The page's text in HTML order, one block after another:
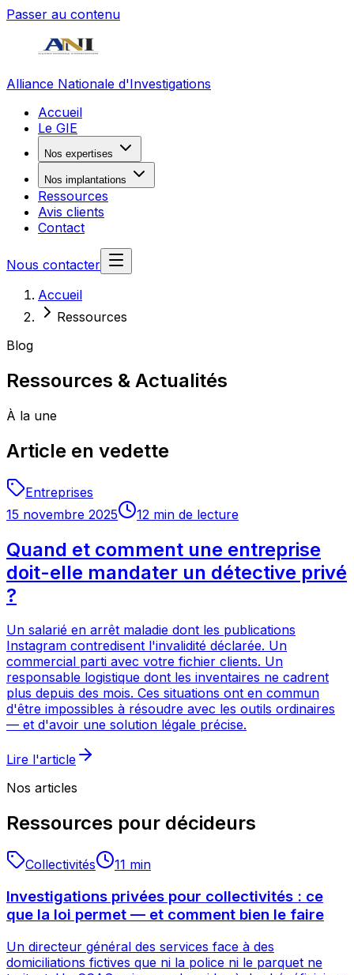
Passer au contenu
Alliance Nationale d'Investigations
Accueil
Le GIE
Nos expertises
Nos implantations
Ressources
Avis clients
Contact
Nous contacter
Accueil
Ressources
Blog
Ressources & Actualités
À la une
Article en vedette
Entreprises
15 novembre 2025
12 min de lecture
Quand et comment une entreprise
doit-elle mandater un détective privé
?
Un salarié en arrêt maladie dont les publications
Instagram contredisent l'invalidité déclarée. Un
commercial parti avec votre fichier clients. Un
responsable logistique dont les inventaires ne cadrent
plus depuis des mois. Ces situations ont en commun
d'être impossibles à résoudre avec les outils ordinaires
— et d'avoir une solution légale précise.
Lire l'article
Nos articles
Ressources pour décideurs
Collectivités 11 min
Investigations privées pour collectivités : ce
que la loi permet — et comment bien le faire
Un directeur général des services face à des
domiciliations fictives que ni la police ni le parquet ne